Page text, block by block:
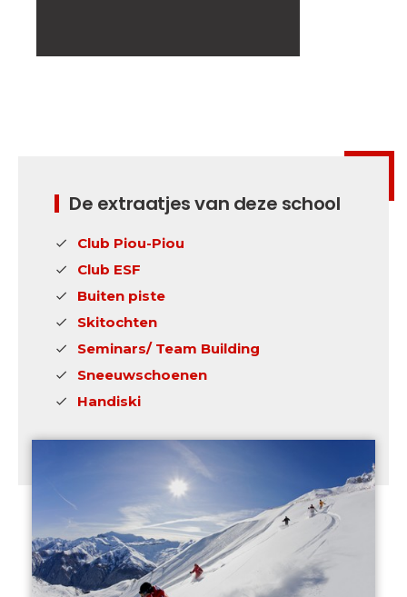
De extraatjes van deze school
Club Piou-Piou
Club ESF
Buiten piste
Skitochten
Seminars/ Team Building
Sneeuwschoenen
Handiski